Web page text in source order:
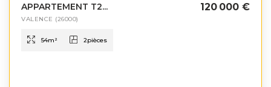
APPARTEMENT T2...
VALENCE (26000)
120 000 €
54m² 2pièces